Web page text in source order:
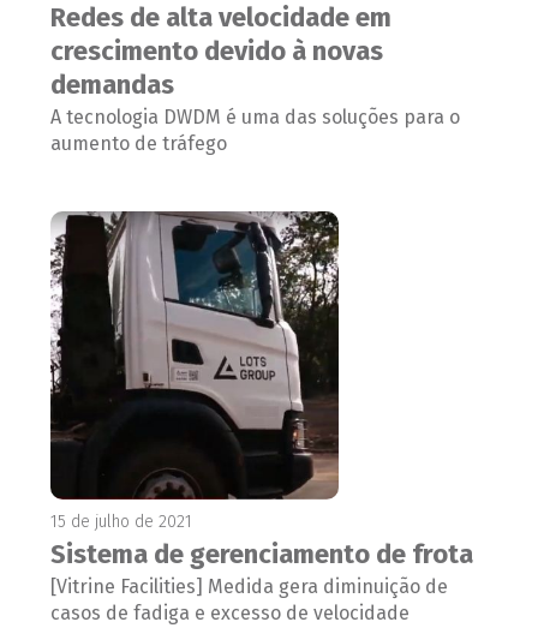
Redes de alta velocidade em
crescimento devido à novas
demandas
A tecnologia DWDM é uma das soluções para o
aumento de tráfego
15 de julho de 2021
Sistema de gerenciamento de frota
[Vitrine Facilities] Medida gera diminuição de
casos de fadiga e excesso de velocidade